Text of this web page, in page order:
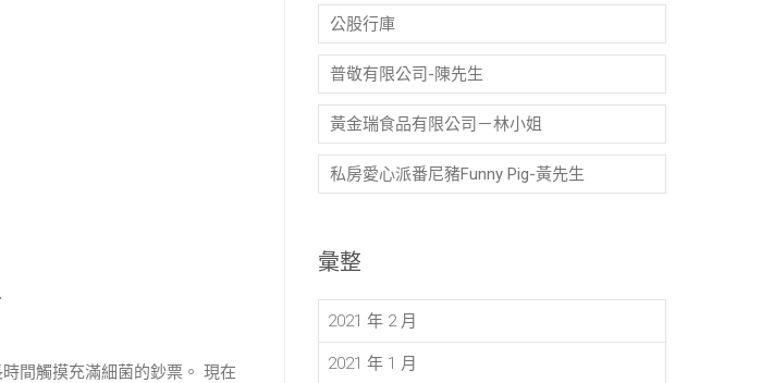
間觸摸充滿細菌的鈔票。 現在
公股行庫
普敬有限公司-陳先生
黃金瑞食品有限公司－林小姐
私房愛心派番尼豬Funny Pig-黃先生
彙整
2021 年 2 月
2021 年 1 月